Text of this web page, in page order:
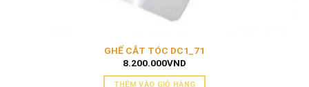
GHẾ CẮT TÓC DC1_71
8.200.000VND
THÊM VÀO GIỎ HÀNG